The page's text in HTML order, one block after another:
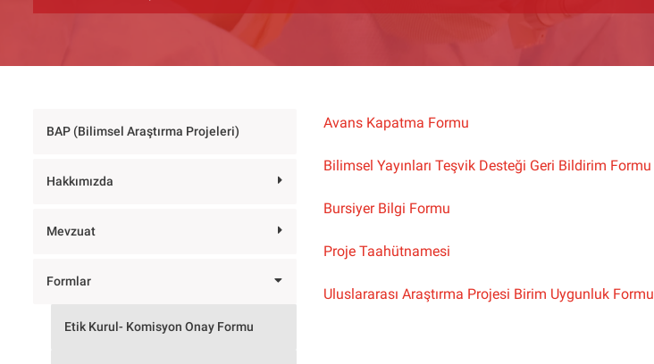
okuyucusu
Control-
tuşlarına
erişilebilirlik
BAP (Bilimsel Araştırma Projeleri)
Hakkımızda
Mevzuat
Formlar
Etik Kurul- Komisyon Onay Formu
Avans Kapatma Formu
Bilimsel Yayınları Teşvik Desteği Geri Bildirim Formu
Bursiyer Bilgi Formu
Proje Taahütnamesi
Uluslararası Araştırma Projesi Birim Uygunluk Formu